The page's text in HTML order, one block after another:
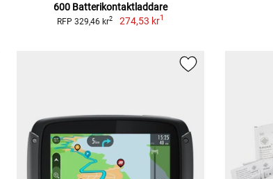
600 Batterikontaktladdare
RFP 329,46 kr2 274,53 kr1